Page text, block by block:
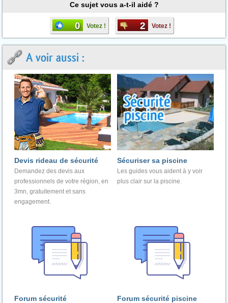
Ce sujet vous a-t-il aidé ?
0 Votez ! 2 Votez !
A voir aussi :
Devis rideau de sécurité
Demandez des devis aux
professionnels de votre région, en
3mn, gratuitement et sans
engagement.
Sécuriser sa piscine
Les guides vous aident à y voir
plus clair sur la piscine.
Forum sécurité Forum sécurité piscine